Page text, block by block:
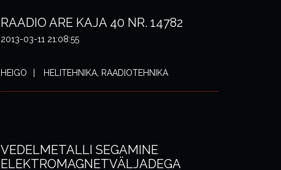
RAADIO ARE KAJA 40 NR. 14782
2013-03-11 21:08:55
HEIGO HELITEHNIKA, RAADIOTEHNIKA
VEDELMETALLI SEGAMINE
ELEKTROMAGNETVÄLJADEGA